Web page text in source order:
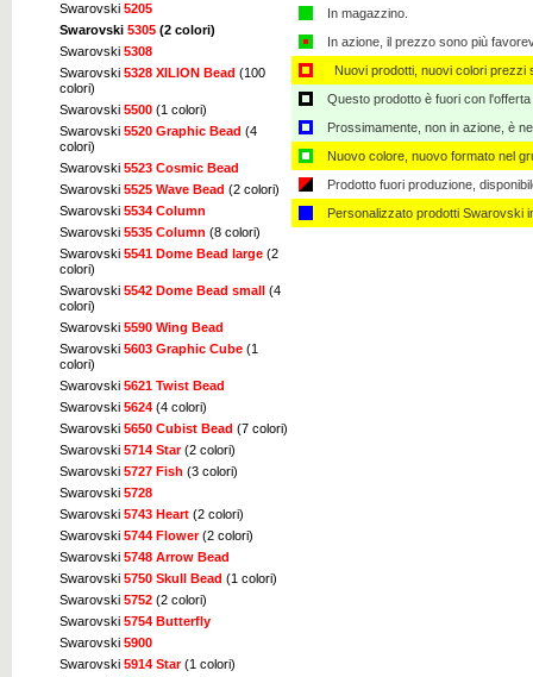
Swarovski 5205
Swarovski 5305 (2 colori)
Swarovski 5308
Swarovski 5328 XILION Bead (100
colori)
Swarovski 5500 (1 colori)
Swarovski 5520 Graphic Bead (4
colori)
Swarovski 5523 Cosmic Bead
Swarovski 5525 Wave Bead (2 colori)
Swarovski 5534 Column
Swarovski 5535 Column (8 colori)
Swarovski 5541 Dome Bead large (2
colori)
Swarovski 5542 Dome Bead small (4
colori)
Swarovski 5590 Wing Bead
Swarovski 5603 Graphic Cube (1
colori)
Swarovski 5621 Twist Bead
Swarovski 5624 (4 colori)
Swarovski 5650 Cubist Bead (7 colori)
Swarovski 5714 Star(2 colori)
Swarovski 5727 Fish (3 colori)
Swarovski 5728
Swarovski 5743 Heart (2 colori)
Swarovski 5744 Flower(2 colori)
Swarovski 5748 Arrow Bead
Swarovski 5750 Skull Bead (1 colori)
Swarovski 5752 (2 colori)
Swarovski 5754 Butterfly
Swarovski 5900
Swarovski 5914 Star(1 colori)
In magazzino.
In azione, il prezzo sono più
Nuovi prodotti, nuovi colori prezzi
Questo prodotto è fuori con
Prossimamente, non in azione, è
Nuovo colore, nuovo formato nel
Prodotto fuori produzione,
Personalizzato ​​prodotti Swarovski